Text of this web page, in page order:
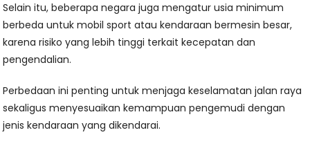
Selain itu, beberapa negara juga mengatur usia minimum
berbeda untuk mobil sport atau kendaraan bermesin besar,
karena risiko yang lebih tinggi terkait kecepatan dan
pengendalian.
Perbedaan ini penting untuk menjaga keselamatan jalan raya
sekaligus menyesuaikan kemampuan pengemudi dengan
jenis kendaraan yang dikendarai.